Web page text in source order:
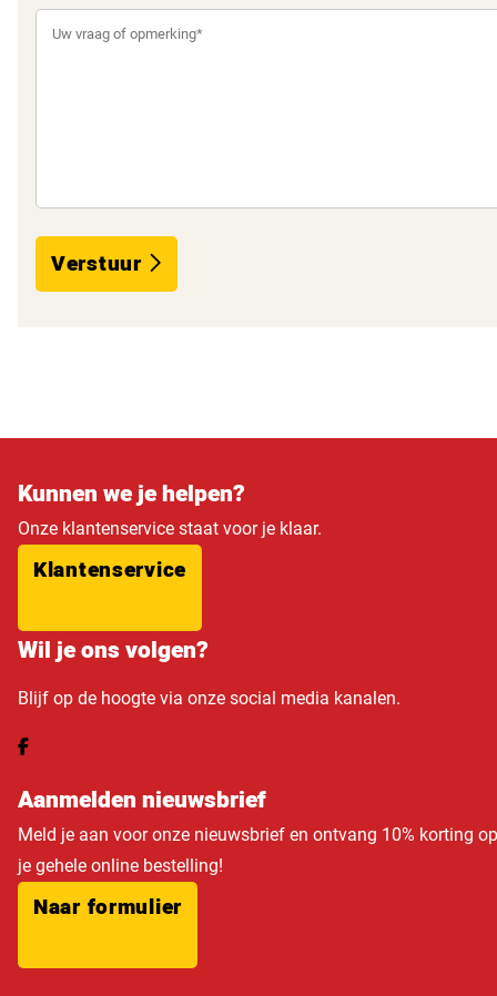
Verstuur
Kunnen we je helpen?
Onze klantenservice staat voor je klaar.
Klantenservice
Wil je ons volgen?
Blijf op de hoogte via onze social media kanalen.
Aanmelden nieuwsbrief
Meld je aan voor onze nieuwsbrief en ontvang 10% korting op
je gehele online bestelling!
Naar formulier